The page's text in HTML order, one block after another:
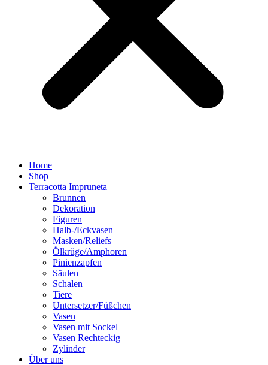
Home
Shop
Terracotta Impruneta
Brunnen
Dekoration
Figuren
Halb-/Eckvasen
Masken/Reliefs
Ölkrüge/Amphoren
Pinienzapfen
Säulen
Schalen
Tiere
Untersetzer/Füßchen
Vasen
Vasen mit Sockel
Vasen Rechteckig
Zylinder
Über uns